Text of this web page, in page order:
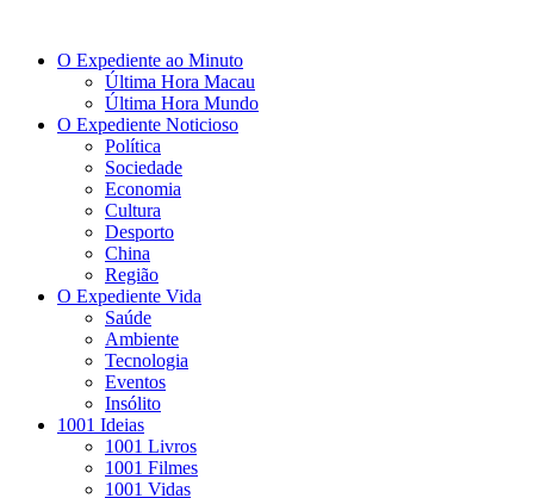
O Expediente ao Minuto
Última Hora Macau
Última Hora Mundo
O Expediente Noticioso
Política
Sociedade
Economia
Cultura
Desporto
China
Região
O Expediente Vida
Saúde
Ambiente
Tecnologia
Eventos
Insólito
1001 Ideias
1001 Livros
1001 Filmes
1001 Vidas